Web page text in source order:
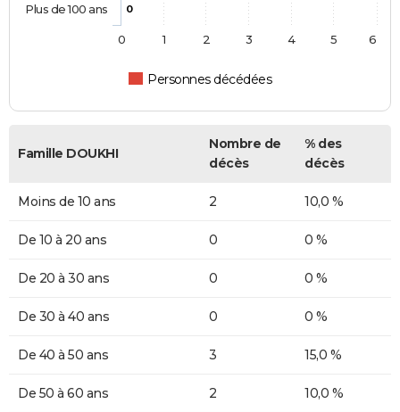
0
Personnes décédées
Plus de 100 ans
0 1 2 3 4 5 6
Famille DOUKHI
Nombre de
décès
% des
décès
Moins de 10 ans 2 10,0 %
De 10 à 20 ans 0 0 %
De 20 à 30 ans 0 0 %
De 30 à 40 ans 0 0 %
De 40 à 50 ans 3 15,0 %
De 50 à 60 ans 2 10,0 %